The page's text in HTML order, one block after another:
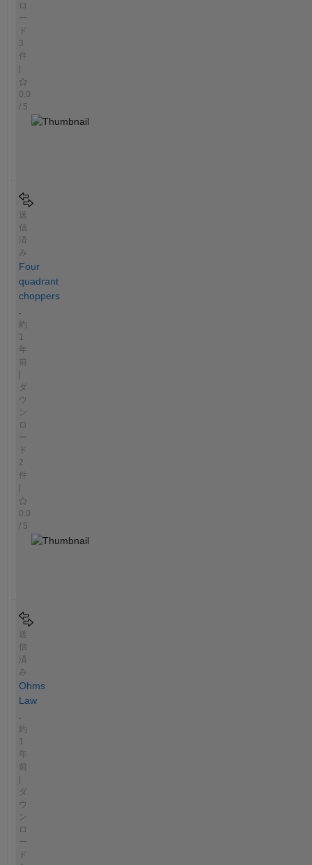
ロ
ー
ド
3
件
|
0.0
/ 5
送
信
済
み
Four
quadrant
choppers
約
1
年
前
|
ダ
ウ
ン
ロ
ー
ド
2
件
|
0.0
/ 5
送
信
済
み
Ohms
Law
約
1
年
前
|
ダ
ウ
ン
ロ
ー
ド